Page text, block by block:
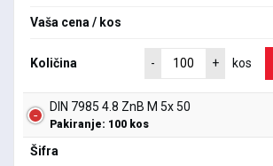
Vaša cena / kos
Količina - + kos
DIN 7985 4.8 ZnB M 5x 50
Pakiranje: 100 kos
Šifra